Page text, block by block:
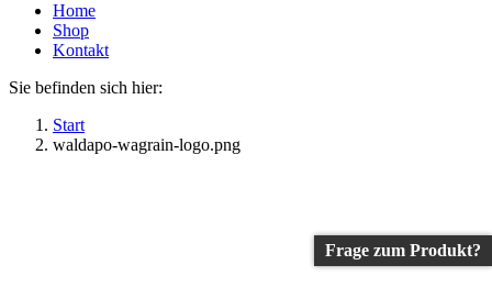
Home
Shop
Kontakt
Sie befinden sich hier:
Start
waldapo-wagrain-logo.png
Frage zum Produkt?